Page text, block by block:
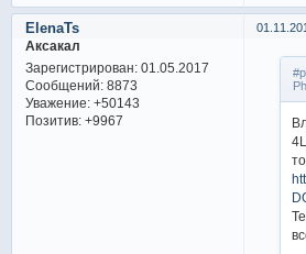
ElenaTs
Аксакал
Зарегистрирован: 01.05.2017
Сообщений:8873
Уважение: +50143
Позитив: +9967